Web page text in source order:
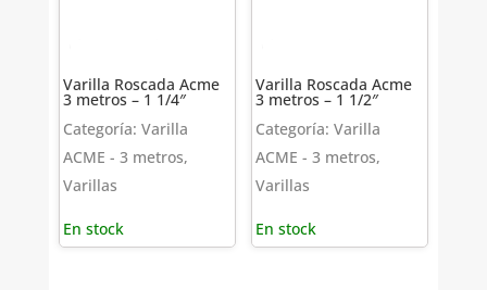
Varilla Roscada Acme
3 metros – 1 1/4″
Categoría: Varilla
ACME - 3 metros,
Varillas
En stock
Varilla Roscada Acme
3 metros – 1 1/2″
Categoría: Varilla
ACME - 3 metros,
Varillas
En stock